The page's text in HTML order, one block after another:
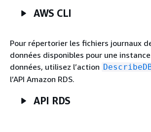
AWS CLI
Pour répertorier les fichiers journaux
données disponibles pour une
données, utilisez l’action
l’API Amazon RDS.
API RDS